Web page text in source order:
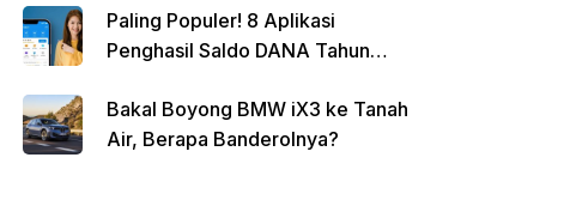
Paling Populer! 8 Aplikasi
Penghasil Saldo DANA Tahun
Bakal Boyong BMW iX3 ke Tanah
Air, Berapa Banderolnya?